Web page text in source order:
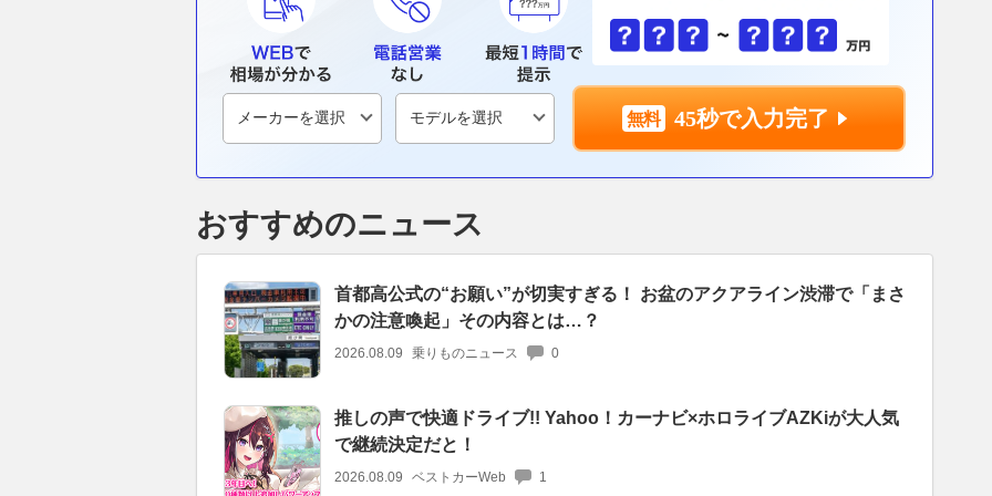
45秒で入力完了
おすすめのニュース
首都高公式の“お願い”が切実すぎる！ お盆のアクアライン渋滞で「まさ
かの注意喚起」その内容とは…？
2026.08.09 乗りものニュース 0
推しの声で快適ドライブ!! Yahoo！カーナビ×ホロライブAZKiが大人気
で継続決定だと！
2026.08.09 ベストカーWeb 1